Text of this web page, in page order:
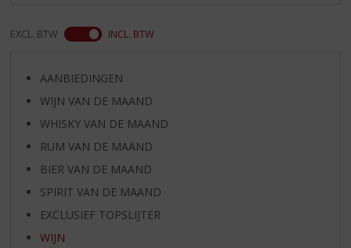
EXCL. BTW INCL. BTW
AANBIEDINGEN
WIJN VAN DE MAAND
WHISKY VAN DE MAAND
RUM VAN DE MAAND
BIER VAN DE MAAND
SPIRIT VAN DE MAAND
EXCLUSIEF TOPSLIJTER
WIJN